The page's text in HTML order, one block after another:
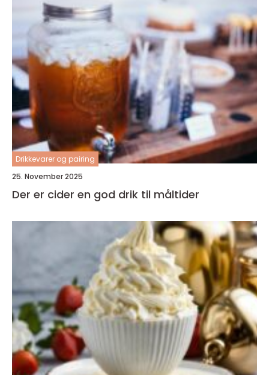
Drikkevarer og pairing
25. November 2025
Der er cider en god drik til måltider